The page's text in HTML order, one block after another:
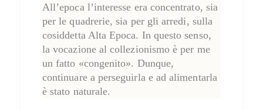
All’epoca l’interesse era concentrato, sia
per le quadrerie, sia per gli arredi, sulla
cosiddetta Alta Epoca. In questo senso,
la vocazione al collezionismo è per me
un fatto «congenito». Dunque,
continuare a perseguirla e ad alimentarla
è stato naturale.